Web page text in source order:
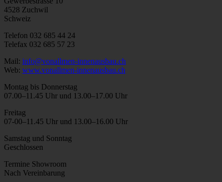
4528 Zuchwil
Schweiz
Telefon 032 685 44 24
Telefax 032 685 57 23
Mail: info@vonallmen-innenausbau.ch
Web: www.vonallmen-innenausbau.ch
Montag bis Donnerstag
07.00–11.45 Uhr und 13.00–17.00 Uhr
Freitag
07-00–11.45 Uhr und 13.00–16.00 Uhr
Samstag und Sonntag
Geschlossen
Termine Showroom
Nach Vereinbarung